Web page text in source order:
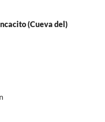
(Cueva del)